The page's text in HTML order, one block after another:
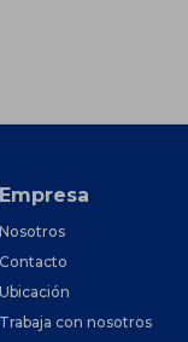
Empresa
Nosotros
Contacto
Ubicación
Trabaja con nosotros